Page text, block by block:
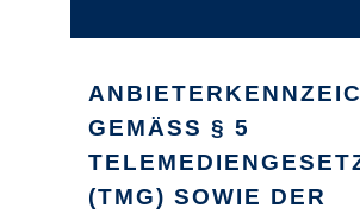
GEMÄSS § 5 T
ELEMEDIENGESETZ
TMG) SOWIE DER D